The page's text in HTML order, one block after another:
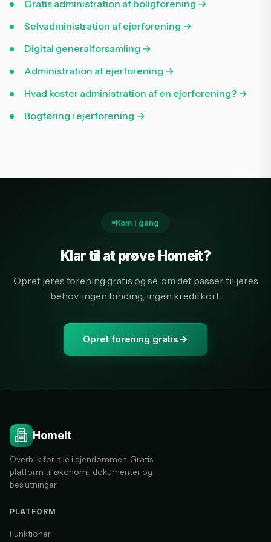
Gratis administration af boligforening →
Selvadministration af ejerforening →
Digital generalforsamling →
Administration af ejerforening →
Hvad koster administration af en ejerforening? →
Bogføring i ejerforening →
Kom i gang
Klar til at prøve Homeit?
Opret jeres forening gratis og se, om det passer til jeres
behov, ingen binding, ingen kreditkort.
Opret forening gratis
Homeit
Overblik for alle i ejendommen. Gratis
platform til økonomi, dokumenter og
beslutninger.
PLATFORM
Funktioner